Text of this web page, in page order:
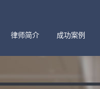
律师简介 成功案例